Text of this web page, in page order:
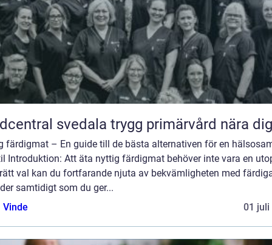
Vårdcentral svedala trygg primärvård nära dig
färdigmat – En guide till de bästa alternativen för en
Introduktion: Att äta nyttig färdigmat behöver inte vara en
val kan du fortfarande njuta av bekvämligheten med
samtidigt som du ger...
Vinde
01 juli